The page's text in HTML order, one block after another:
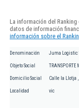
La información del
datos de información
información sobre el
Denominación Juma Logistic
Objeto Social TRANSPORTE
Domicilio Social Calle la Llotja ,
Localidad vic